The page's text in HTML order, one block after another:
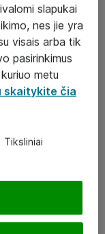
slapukai
nes jie yra
visais arba tik
pasirinkimus
metu
skaitykite čia
Tiksliniai